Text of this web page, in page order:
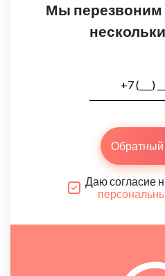
Мы перезвоним
Обратный
Даю согласие